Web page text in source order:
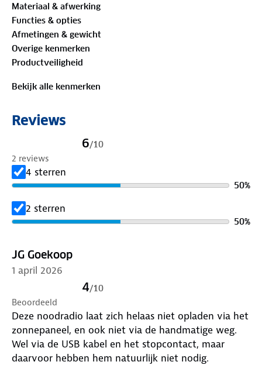
voorziet.
Voor extra gebruiksgemak heeft de radio een LED-
zaklamp met meerdere lichtstanden en een aparte
leeslamp. Ook is er een SOS-alarm aanwezig en een
display met klok, kalender en alarmfunctie,
waardoor de radio ook als wekker te gebruiken is.
Specificaties:
Type:Draagbare noodradio
DAB+ en FM
Opladen via:USB-C, zonnepaneel en handslinger
Batterij:
Powerbank:
Alarmfunctie:
Display:Met klok en kalender
Materiaal & afwerking
Functies & opties
Afmetingen & gewicht
Overige kenmerken
Productveiligheid
Bekijk alle kenmerken
Reviews
6/10
2 reviews
4 sterren
50%
2 sterren
50%
JG Goekoop
1 april 2026
4/10
Beoordeeld
Deze noodradio laat zich helaas niet opladen via het
zonnepaneel, en ook niet via de handmatige weg.
Wel via de USB kabel en het stopcontact, maar
daarvoor hebben hem natuurlijk niet nodig.